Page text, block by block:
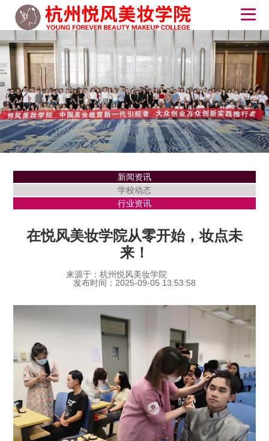
新闻资讯
学校动态
行业资讯
在悦风美妆学院从零开始，妆点未
来！
来源于：杭州悦风美妆学院
发布时间：2025-09-05 13:53:58